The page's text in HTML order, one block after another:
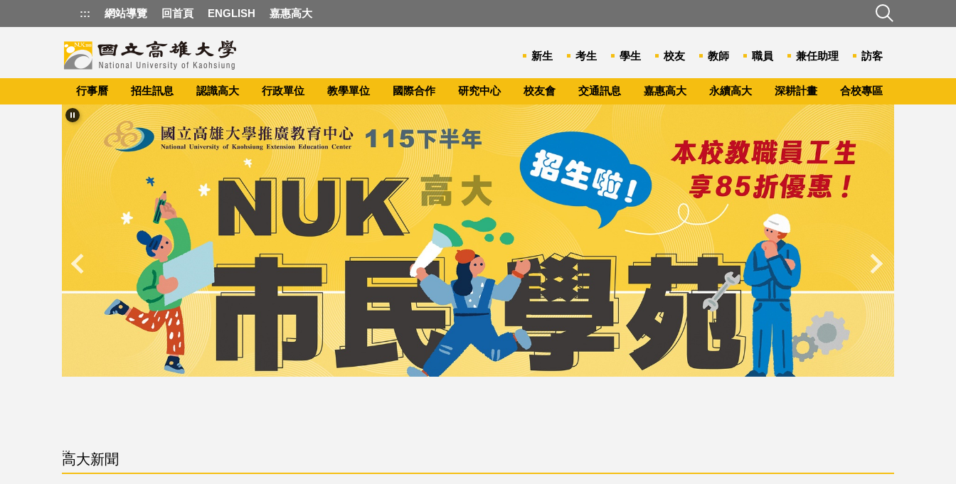
到
區
新生 考生 學生 校友 教師 職員 兼任助理 訪客
行事曆 招生訊息 認識高大 行政單位 教學單位 國際合作 研究中心 校友會 交通訊息 嘉惠高大 永續高大 深耕計畫 合校專區
::: 網站導覽 回首頁 ENGLISH 嘉惠高大
:::
高大新聞